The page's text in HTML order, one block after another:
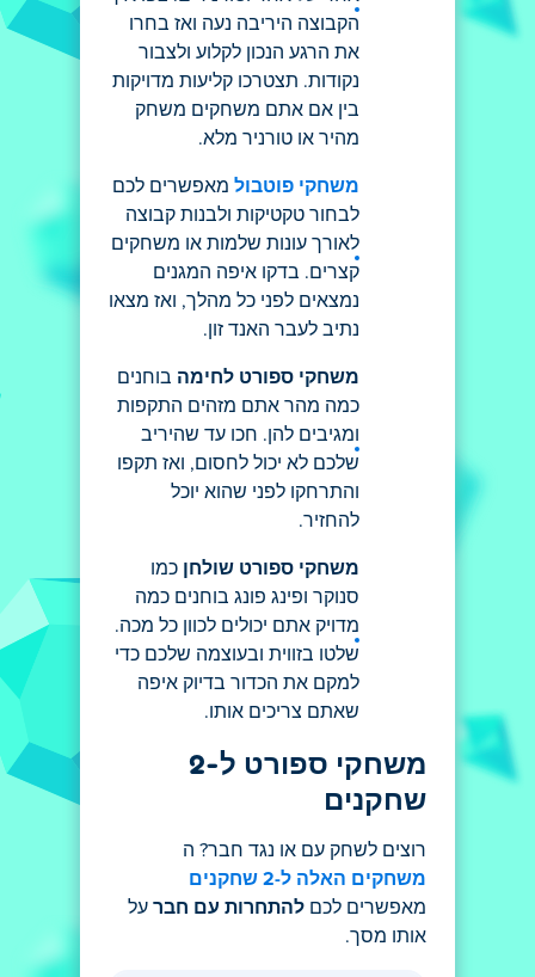
הקבוצה היריבה נעה ואז בחרו
את הרגע הנכון לקלוע ולצבור
נקודות. תצטרכו קליעות מדויקות
בין אם אתם משחקים משחק
מהיר או טורניר מלא.
משחקי פוטבול מאפשרים לכם
לבחור טקטיקות ולבנות קבוצה
לאורך עונות שלמות או משחקים
קצרים. בדקו איפה המגנים
נמצאים לפני כל מהלך, ואז מצאו
נתיב לעבר האנד זון.
משחקי ספורט לחימה בוחנים
כמה מהר אתם מזהים התקפות
ומגיבים להן. חכו עד שהיריב
שלכם לא יכול לחסום, ואז תקפו
והתרחקו לפני שהוא יוכל
להחזיר.
משחקי ספורט שולחן כמו
סנוקר ופינג פונג בוחנים כמה
מדויק אתם יכולים לכוון כל מכה.
שלטו בזווית ובעוצמה שלכם כדי
למקם את הכדור בדיוק איפה
שאתם צריכים אותו.
משחקי ספורט ל-2
שחקנים
רוצים לשחק עם או נגד חבר? ה
משחקים האלה ל-2 שחקנים
מאפשרים לכם להתחרות עם חבר על
אותו מסך.